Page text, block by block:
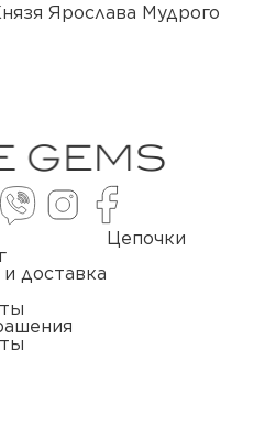
Ярослава Мудрого
доставка
Цепочки